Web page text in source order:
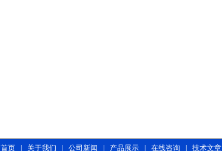
首页 关于我们 公司新闻 产品展示 在线咨询 技术文章